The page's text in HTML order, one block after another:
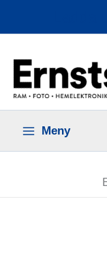
Meny